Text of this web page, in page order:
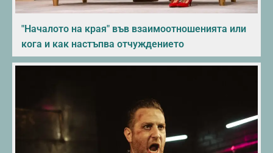
"Началото на края" във взаимоотношенията или
кога и как настъпва отчуждението